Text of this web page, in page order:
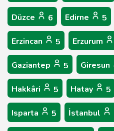
Düzce 6 Edirne 5
Erzincan 5 Erzurum
Gaziantep 5 Giresun
Hakkâri 5 Hatay 5
Isparta 5 İstanbul